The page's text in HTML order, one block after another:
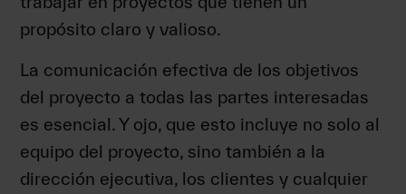
propósito claro y valioso.
La comunicación efectiva de los objetivos
del proyecto a todas las partes interesadas
es esencial. Y ojo, que esto incluye no solo al
equipo del proyecto, sino también a la
dirección ejecutiva, los clientes y cualquier